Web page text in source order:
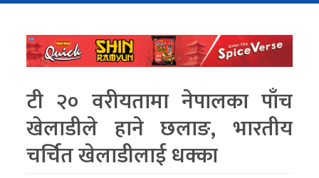
टी २० वरीयतामा नेपालका पाँच
खेलाडीले हाने छलाङ, भारतीय
चर्चित खेलाडीलाई धक्का